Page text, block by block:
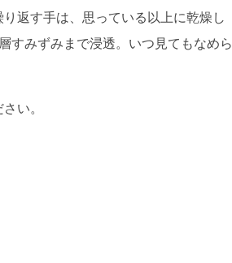
返す手は、思っている以上に乾燥し
すみずみまで浸透。いつ見てもなめら
い。